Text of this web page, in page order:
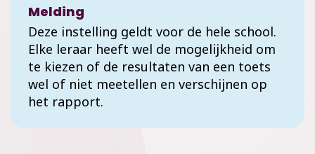
Melding
Deze instelling geldt voor de hele school.
Elke leraar heeft wel de mogelijkheid om
te kiezen of de resultaten van een toets
wel of niet meetellen en verschijnen op
het rapport.